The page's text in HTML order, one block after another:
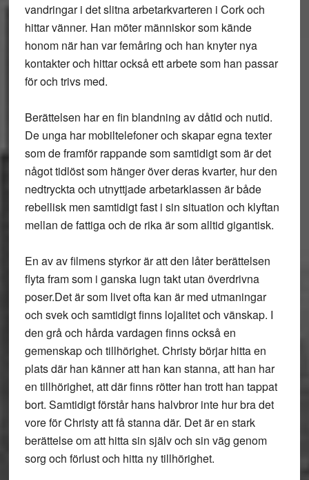
vandringar i det slitna arbetarkvarteren i Cork och
hittar vänner. Han möter människor som kände
honom när han var femåring och han knyter nya
kontakter och hittar också ett arbete som han passar
för och trivs med.
Berättelsen har en fin blandning av dåtid och nutid.
De unga har mobiltelefoner och skapar egna texter
som de framför rappande som samtidigt som är det
något tidlöst som hänger över deras kvarter, hur den
nedtryckta och utnyttjade arbetarklassen är både
rebellisk men samtidigt fast i sin situation och klyftan
mellan de fattiga och de rika är som alltid gigantisk.
En av av filmens styrkor är att den låter berättelsen
flyta fram som i ganska lugn takt utan överdrivna
poser.Det är som livet ofta kan är med utmaningar
och svek och samtidigt finns lojalitet och vänskap. I
den grå och hårda vardagen finns också en
gemenskap och tillhörighet. Christy börjar hitta en
plats där han känner att han kan stanna, att han har
en tillhörighet, att där finns rötter han trott han tappat
bort. Samtidigt förstår hans halvbror inte hur bra det
vore för Christy att få stanna där. Det är en stark
berättelse om att hitta sin själv och sin väg genom
sorg och förlust och hitta ny tillhörighet.